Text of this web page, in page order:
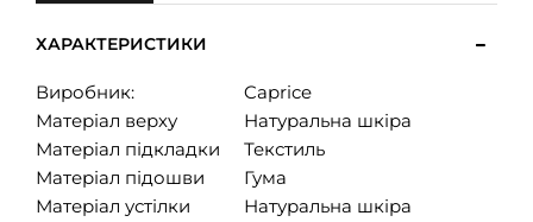
ХАРАКТЕРИСТИКИ
Виробник:
Caprice
Матеріал верху
Натуральна шкіра
Матеріал підкладки
Текстиль
Матеріал підошви
Гума
Матеріал устілки
Натуральна шкіра